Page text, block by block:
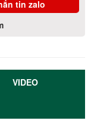
tin zalo
VIDEO